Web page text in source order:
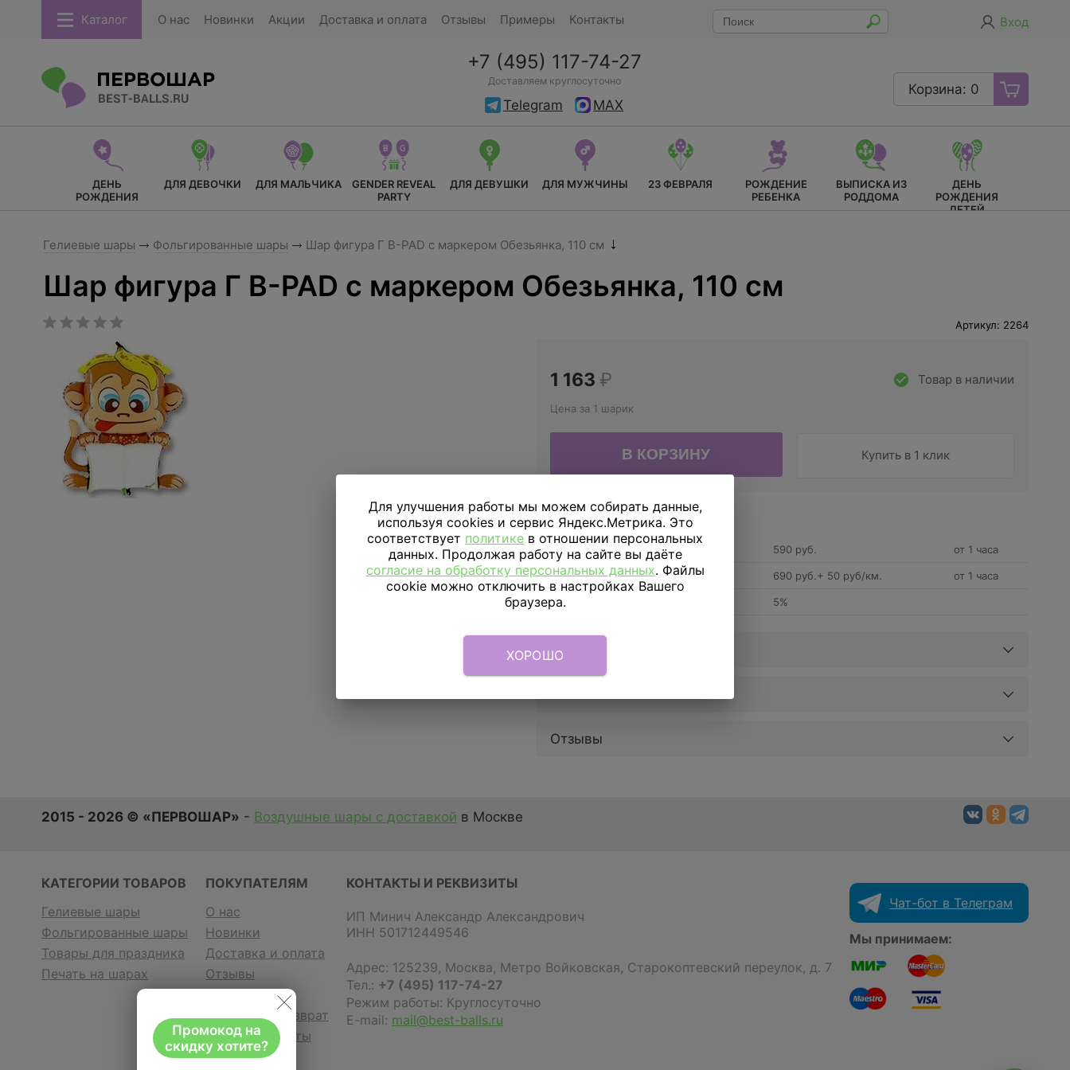
Каталог О нас Новинки Акции Доставка и оплата Отзывы Примеры Контакты Вход
+7 (495) 117-74-27
Доставляем круглосуточно
Telegram MAX
Корзина: 0
ДЕНЬ
РОЖДЕНИЯ
ДЛЯ ДЕВОЧКИ ДЛЯ МАЛЬЧИКА
GENDER REVEAL
PARTY
ДЛЯ ДЕВУШКИ ДЛЯ МУЖЧИНЫ 23 ФЕВРАЛЯ
РОЖДЕНИЕ
РЕБЕНКА
ВЫПИСКА ИЗ
РОДДОМА
ДЕНЬ
РОЖДЕНИЯ
ДЕТЕЙ
Гелиевые шары Фольгированные шары Шар фигура Г B-PAD с маркером Обезьянка, 110 см
Шар фигура Г B-PAD с маркером Обезьянка, 110 см
Артикул: 2264
Товар в наличии
1 163 ₽
Цена за 1 шарик
Купить в 1 клик
ДОСТАВКАПО МОСКВЕ
Доставка в пределах МКАД 590 руб. от 1 часа
Доставка за МКАД 690 руб.+ 50 руб/км. от 1 часа
Скидка подписчикам 5%
Параметры
Отзывы
2015 - 2026 © «ПЕРВОШАР» - Воздушные шары с доставкой в Москве
КАТЕГОРИИ ТОВАРОВ
Гелиевые шары
Фольгированные шары
Товары для праздника
Печать на шарах
ПОКУПАТЕЛЯМ
О нас
Новинки
Доставка и оплата
Отзывы
Гарантия и возврат
Договор оферты
КОНТАКТЫ И РЕКВИЗИТЫ
ИП Минич Александр Александрович
ИНН 501712449546
Адрес: 125239, Москва, Метро Войковская, Старокоптевский переулок, д. 7
Тел.: +7 (495) 117-74-27
Режим работы: Круглосуточно
E-mail: mail@best-balls.ru
Чат-бот в Телеграм
Мы принимаем:
Для улучшения работы мы можем собирать данные,
используя cookies и сервис Яндекс.Метрика. Это
соответствует политике в отношении персональных
данных. Продолжая работу на сайте вы даёте
согласие на обработку персональных данных. Файлы
cookie можно отключить в настройках Вашего
браузера.
ХОРОШО
Промокод на
скидку хотите?